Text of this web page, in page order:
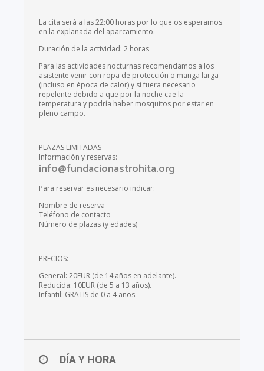
La cita será a las 22:00 horas por lo que os esperamos
en la explanada del aparcamiento.
Duración de la actividad: 2 horas
Para las actividades nocturnas recomendamos a los
asistente venir con ropa de protección o manga larga
(incluso en época de calor) y si fuera necesario
repelente debido a que por la noche cae la
temperatura y podría haber mosquitos por estar en
pleno campo.
PLAZAS LIMITADAS
Información y reservas:
info@fundacionastrohita.org
Para reservar es necesario indicar:
Nombre de reserva
Teléfono de contacto
Número de plazas (y edades)
PRECIOS:
General: 20EUR (de 14 años en adelante).
Reducida: 10EUR (de 5 a 13 años).
Infantil: GRATIS de 0 a 4 años.
DÍA Y HORA